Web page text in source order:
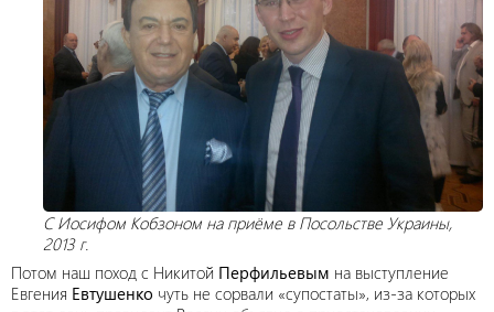
С Иосифом Кобзоном на приёме в Посольстве Украины,
2013 г.
Потом наш поход с Никитой Перфильевым на выступление
Евгения Евтушенко чуть не сорвали «супостаты», из-за которых